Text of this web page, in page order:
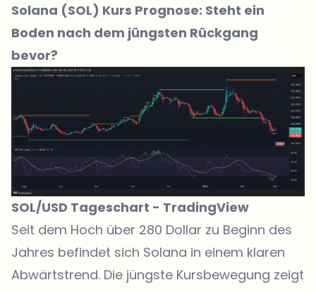
Solana (SOL) Kurs Prognose: Steht ein
Boden nach dem jüngsten Rückgang
bevor?
SOL/USD Tageschart - TradingView
Seit dem Hoch über 280 Dollar zu Beginn des
Jahres befindet sich Solana in einem klaren
Abwärtstrend. Die jüngste Kursbewegung zeigt